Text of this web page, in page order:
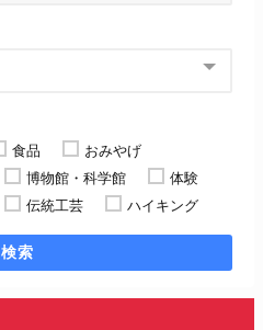
食品
おみやげ
博物館・科学館
体験
伝統工芸 ハイキング
検索